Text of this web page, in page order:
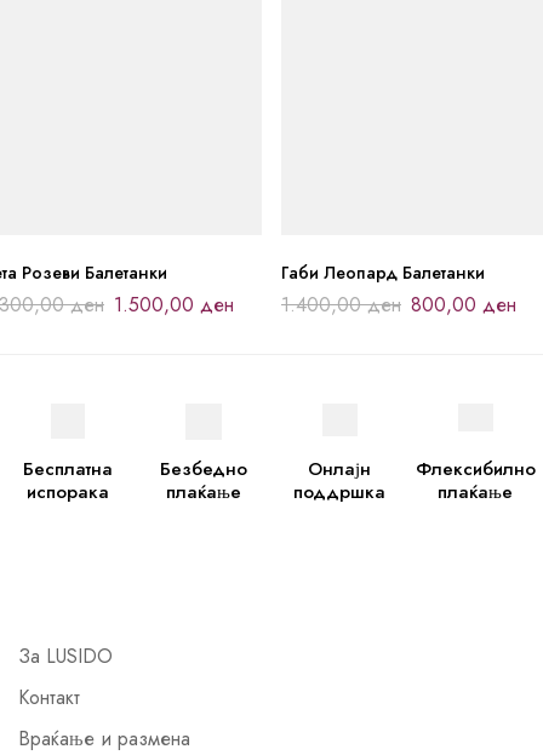
Розеви Балетанки
ден 1.500,00 ден
Габи Леопард Балетанки
1.400,00ден 800,00 ден
Бесплатна
испорака
Безбедно
плаќање
Онлајн
поддршка
Флексибилно
плаќање
За LUSIDO
Контакт
Враќање и размена